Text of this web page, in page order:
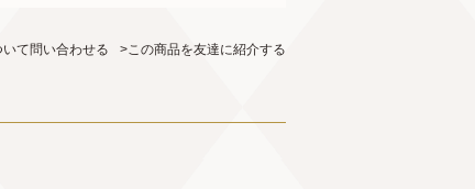
て問い合わせる >この商品を友達に紹介する